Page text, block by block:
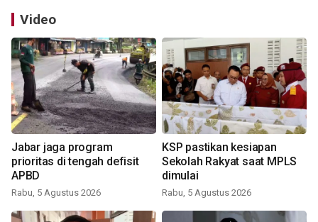
Video
Jabar jaga program
prioritas di tengah defisit
APBD
Rabu, 5 Agustus 2026
KSP pastikan kesiapan
Sekolah Rakyat saat MPLS
dimulai
Rabu, 5 Agustus 2026